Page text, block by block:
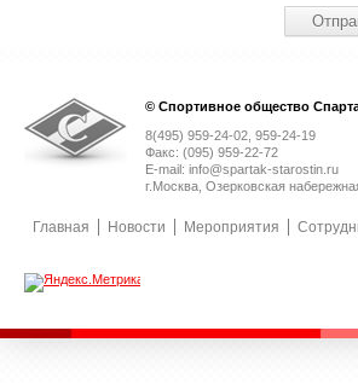
© Спортивное общество
8(495) 959-24-02, 959-24-19
Факс: (095) 959-22-72
E-mail: info@spartak-starostin.ru
г.Москва, Озерковская
Главная Новости Мероприятия